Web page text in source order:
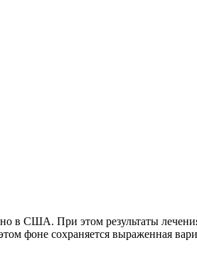
в США. При этом результаты
фоне сохраняется выраженная